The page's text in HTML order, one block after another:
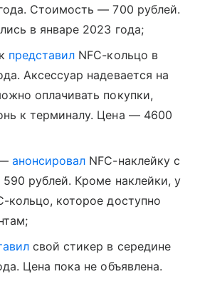
Стоимость — 700 рублей.
в январе 2023 года;
представил NFC-кольцо в
Аксессуар надевается на
оплачивать покупки,
к терминалу. Цена — 4600
анонсировал NFC-наклейку с
рублей. Кроме наклейки, у
кольцо, которое доступно
свой стикер в середине
Цена пока не объявлена.